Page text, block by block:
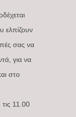
ελπίζουν
σας να
για να
στο
11.00